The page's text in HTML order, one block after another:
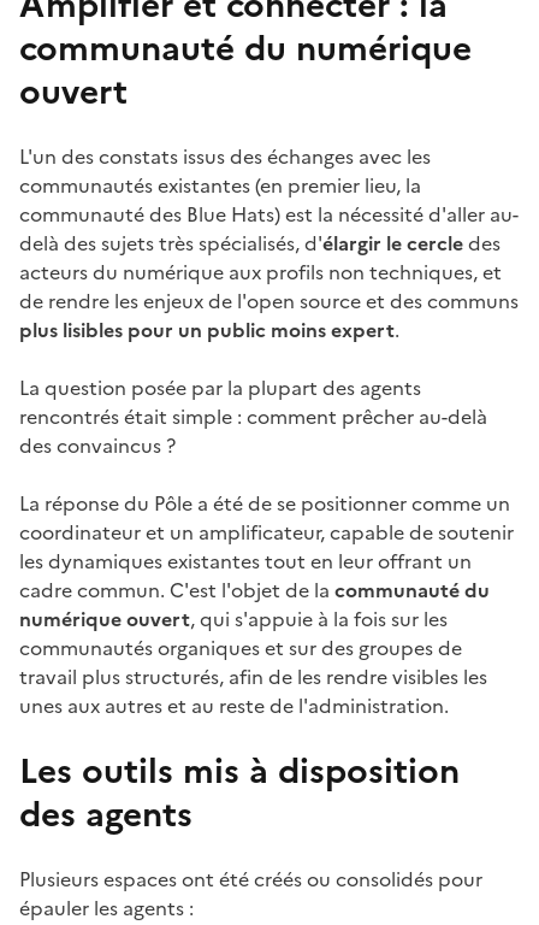
communauté du numérique
ouvert
L'un des constats issus des échanges avec les
communautés existantes (en premier lieu, la
communauté des Blue Hats) est la nécessité d'aller au-
delà des sujets très spécialisés, d'élargir le cercledes
acteurs du numérique aux profils non techniques, et
de rendre les enjeux de l'open source et des communs
plus lisibles pour un public moins expert.
La question posée par la plupart des agents
rencontrés était simple : comment prêcher au-delà
des convaincus ?
La réponse du Pôle a été de se positionner comme un
coordinateur et un amplificateur, capable de soutenir
les dynamiques existantes tout en leur offrant un
cadre commun. C'est l'objet de la communauté du
numérique ouvert, qui s'appuie à la fois sur les
communautés organiques et sur des groupes de
travail plus structurés, afin de les rendre visibles les
unes aux autres et au reste de l'administration.
Les outils mis à disposition
des agents
Plusieurs espaces ont été créés ou consolidés pour
épauler les agents :